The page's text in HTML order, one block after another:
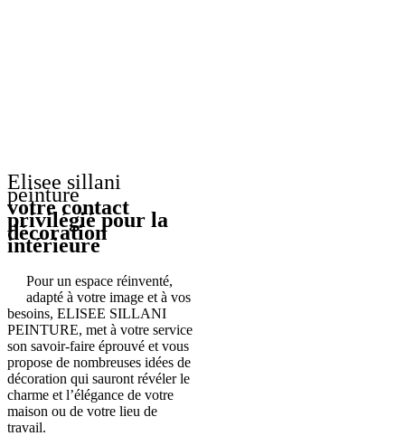
Elisee sillani
peinture
votre contact
privilégié pour la
décoration
intérieure
Pour un espace réinventé,
adapté à votre image et à vos
besoins, ELISEE SILLANI
PEINTURE, met à votre service
son savoir-faire éprouvé et vous
propose de nombreuses idées de
décoration qui sauront révéler le
charme et l’élégance de votre
maison ou de votre lieu de
travail.